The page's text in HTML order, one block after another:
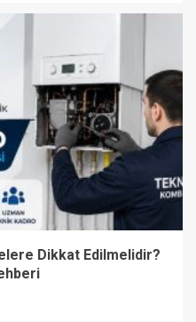
Dikkat Edilmelidir?